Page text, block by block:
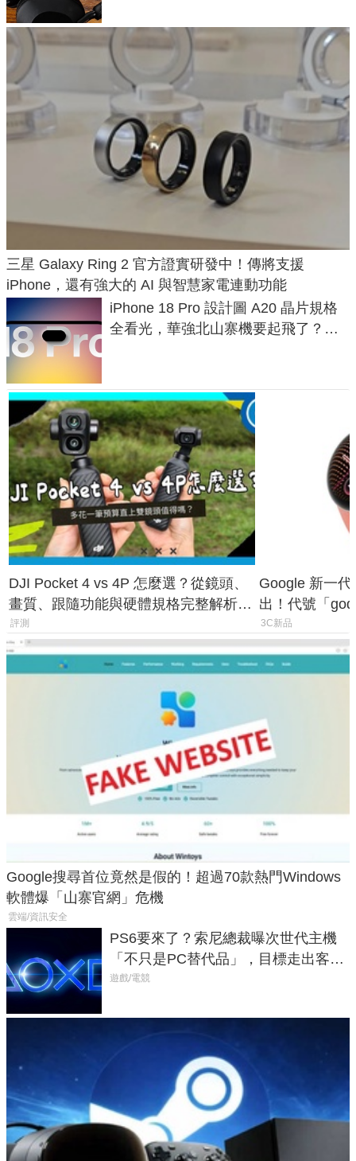
三星 Galaxy Ring 2 官方證實研發中！傳將支援
iPhone，還有強大的 AI 與智慧家電連動功能
iPhone 18 Pro 設計圖 A20 晶片規格
全看光，華強北山寨機要起飛了？專
DJI Pocket 4 vs 4P 怎麼選？從鏡頭、
畫質、跟隨功能與硬體規格完整解析，
一次看懂兩台差異
評測
Google 新一
出！代號「
鎖定 AI 應用
3C新品
Google搜尋首位竟然是假的！超過70款熱門Windows
軟體爆「山寨官網」危機
雲端/資訊安全
PS6要來了？索尼總裁曝次世代主機
「不只是PC替代品」，目標走出客
廳、進軍電競桌面
遊戲/電競